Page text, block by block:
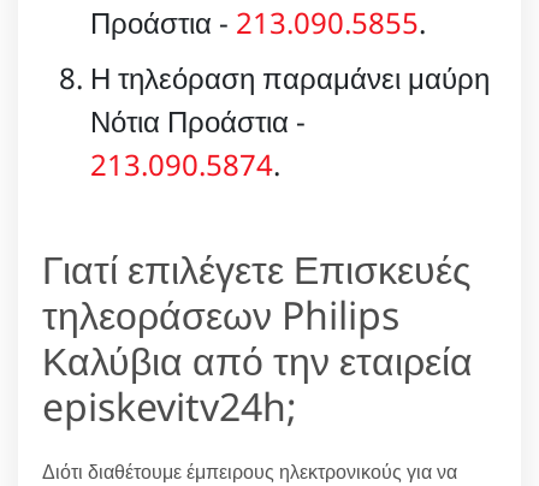
Προάστια - 213.090.5855.
Η τηλεόραση παραμάνει μαύρη
Νότια Προάστια -
213.090.5874.
Γιατί επιλέγετε Επισκευές
τηλεοράσεων Philips
Καλύβια από την εταιρεία
episkevitv24h;
Διότι διαθέτουμε έμπειρους ηλεκτρονικούς για να